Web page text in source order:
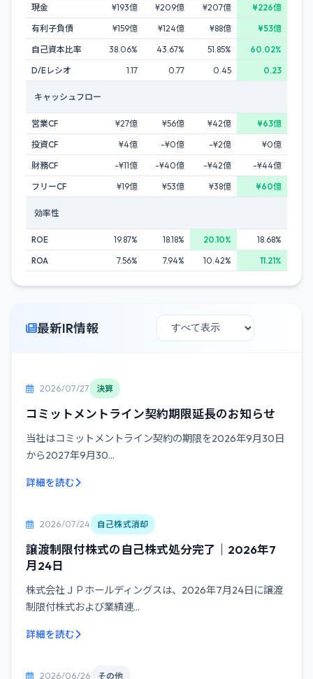
現金
¥193億 ¥209億 ¥207億
¥226億
有利子負債
¥159億 ¥124億 ¥88億
¥53億
自己資本比率
38.06% 43.67% 51.85%
60.02%
D/Eレシオ
1.17 0.77 0.45 0.23
キャッシュフロー
営業CF ¥27億 ¥56億 ¥42億
¥63億
投資CF
¥4億 -¥0億 -¥2億
¥0億
財務CF
-¥11億 -¥40億 -¥42億
-¥44億
フリーCF
¥19億 ¥53億 ¥38億 ¥60億
効率性
ROE 19.87% 18.18% 20.10%
18.68%
ROA
7.56% 7.94% 10.42% 11.21%
最新IR情報
2026/07/27 決算
コミットメントライン契約期限延長のお知らせ
当社はコミットメントライン契約の期限を2026年9月30日
から2027年9月30...
詳細を読む
2026/07/24 自己株式消却
譲渡制限付株式の自己株式処分完了｜2026年7
月24日
株式会社ＪＰホールディングスは、2026年7月24日に譲渡
制限付株式および業績連...
詳細を読む
2026/06/26 その他